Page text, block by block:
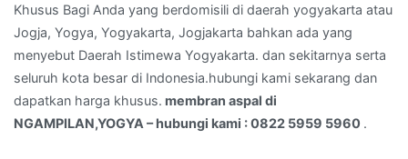
5960
Khusus Bagi Anda yang berdomisili di daerah yogyakarta atau
Jogja, Yogya, Yogyakarta, Jogjakarta bahkan ada yang
menyebut Daerah Istimewa Yogyakarta. dan sekitarnya serta
seluruh kota besar di Indonesia.hubungi kami sekarang dan
dapatkan harga khusus. membran aspal di
NGAMPILAN,YOGYA – hubungi kami : 0822 5959 5960 .